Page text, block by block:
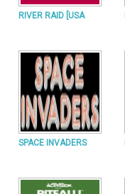
RIVER RAID [USA
SPACE INVADERS